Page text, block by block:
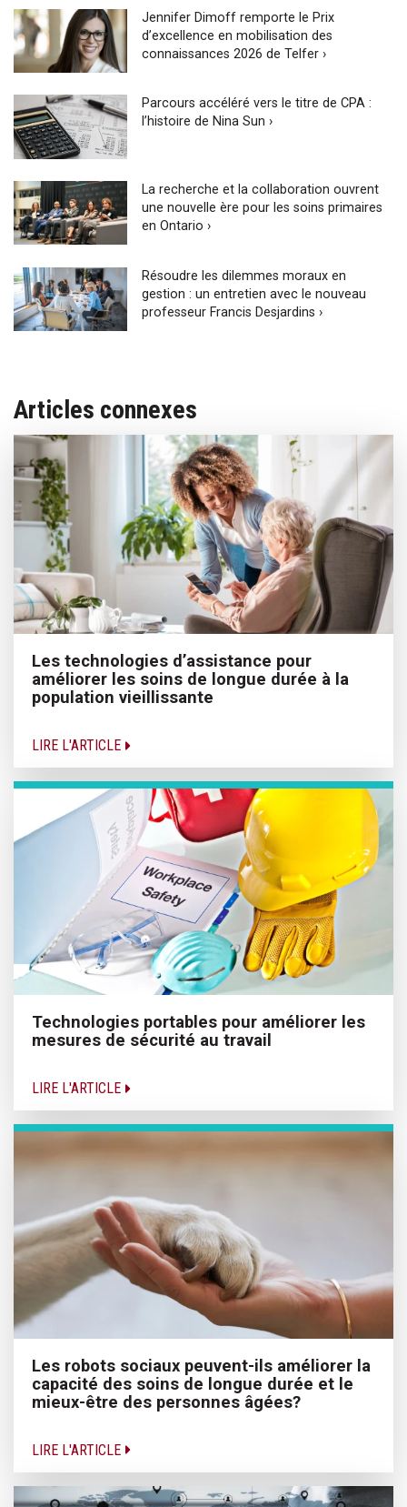
Jennifer Dimoff remporte le Prix
d’excellence en mobilisation des
connaissances 2026 de Telfer ›
Parcours accéléré vers le titre de CPA :
l’histoire de Nina Sun ›
La recherche et la collaboration ouvrent
une nouvelle ère pour les soins primaires
en Ontario ›
Résoudre les dilemmes moraux en
gestion : un entretien avec le nouveau
professeur Francis Desjardins ›
Articles connexes
Les technologies d’assistance pour
améliorer les soins de longue durée à la
population vieillissante
LIRE L'ARTICLE
Technologies portables pour améliorer les
mesures de sécurité au travail
LIRE L'ARTICLE
Les robots sociaux peuvent-ils améliorer la
capacité des soins de longue durée et le
mieux-être des personnes âgées?
LIRE L'ARTICLE